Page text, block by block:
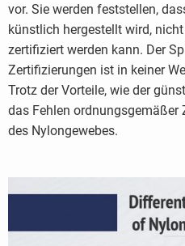
vor. Sie werden feststellen,
künstlich hergestellt wird,
zertifiziert werden kann. Der
Zertifizierungen ist in keiner
Trotz der Vorteile, wie der
das Fehlen ordnungsgemäßer
des Nylongewebes.